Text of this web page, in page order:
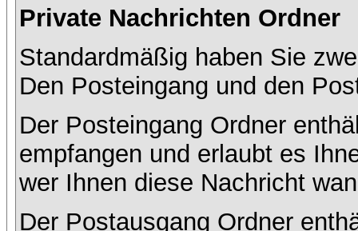
Private Nachrichten Ordner
Standardmäßig haben Sie
Den Posteingang und den
Der Posteingang Ordner
empfangen und erlaubt es
wer Ihnen diese Nachricht
Der Postausgang Ordner